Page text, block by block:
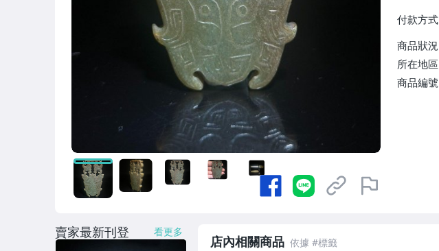
付款方式
商品狀況
所在地區
商品編號
店內相關商品
賣家最新刊登 看更多